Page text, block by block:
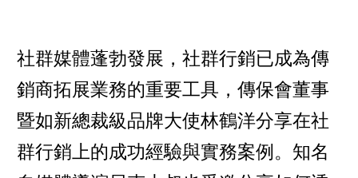
社群媒體蓬勃發展，社群行銷已成為傳
銷商拓展業務的重要工具，傳保會董事
暨如新總裁級品牌大使林鶴洋分享在社
群行銷上的成功經驗與實務案例。知名